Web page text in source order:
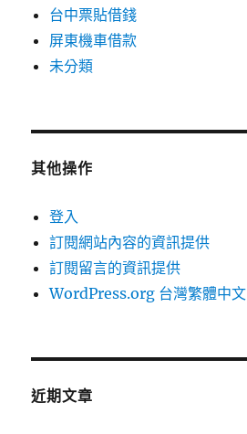
台中票貼借錢
屏東機車借款
未分類
其他操作
登入
訂閱網站內容的資訊提供
訂閱留言的資訊提供
WordPress.org 台灣繁體中文
近期文章